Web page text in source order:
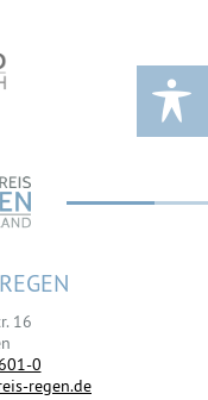
16
0
regen.de